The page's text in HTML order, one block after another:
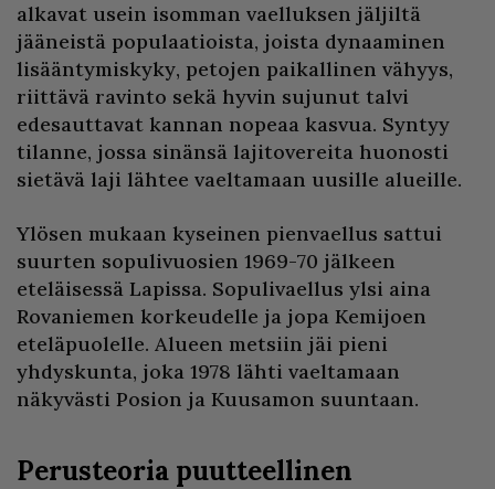
alkavat usein isomman vaelluksen jäljiltä
jääneistä populaatioista, joista dynaaminen
lisääntymiskyky, petojen paikallinen vähyys,
riittävä ravinto sekä hyvin sujunut talvi
edesauttavat kannan nopeaa kasvua. Syntyy
tilanne, jossa sinänsä lajitovereita huonosti
sietävä laji lähtee vaeltamaan uusille alueille.
Ylösen mukaan kyseinen pienvaellus sattui
suurten sopulivuosien 1969-70 jälkeen
eteläisessä Lapissa. Sopulivaellus ylsi aina
Rovaniemen korkeudelle ja jopa Kemijoen
eteläpuolelle. Alueen metsiin jäi pieni
yhdyskunta, joka 1978 lähti vaeltamaan
näkyvästi Posion ja Kuusamon suuntaan.
Perusteoria puutteellinen